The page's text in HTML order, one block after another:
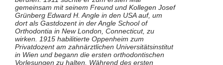
gemeinsam mit seinem Freund und Kollegen Josef
Grünberg Edward H. Angle in den USA auf, um
dort als Gastdozent in der Angle School of
Orthodontia in New London, Connecticut, zu
wirken. 1915 habilitierte Oppenheim zum
Privatdozent am zahnärztlichen Universitätsinstitut
in Wien und begann die ersten orthodontischen
Vorlesungen zu halten. Während des ersten